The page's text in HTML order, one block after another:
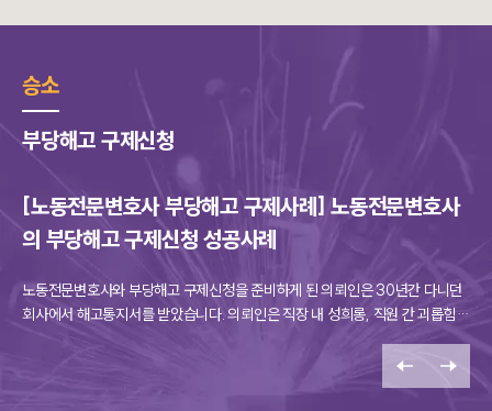
그룹소개
승소
부당해고 구제신청
[노동전문변호사 부당해고 구제사례] 노동전문변호사
의 부당해고 구제신청 성공사례
노동전문변호사와 부당해고 구제신청을 준비하게 된 의뢰인은 30년간 다니던
회사에서 해고통지서를 받았습니다. 의뢰인은 직장 내 성희롱, 직원 간 괴롭힘,
근무 태만 등의 이유로 회사 징계위원회에서 중징계 처분인 해임을 받았으며, 이
는 업무 문제로 틀어진 여직원이 악의적으로 고발한 결과라고 주장했습니다. 이
여직원은 의뢰인이 문제를 일으킬 만한 언행을 할 때마다 지적해왔습니다. 30